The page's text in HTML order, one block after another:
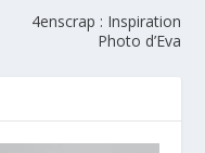
4enscrap : Inspiration
Photo d’Eva